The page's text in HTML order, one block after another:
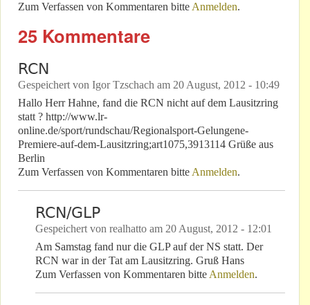
Zum Verfassen von Kommentaren bitte Anmelden.
25 Kommentare
RCN
Gespeichert von Igor Tzschach am 20 August, 2012 - 10:49
Hallo Herr Hahne, fand die RCN nicht auf dem Lausitzring
statt ? http://www.lr-
online.de/sport/rundschau/Regionalsport-Gelungene-
Premiere-auf-dem-Lausitzring;art1075,3913114 Grüße aus
Berlin
Zum Verfassen von Kommentaren bitte Anmelden.
RCN/GLP
Gespeichert von realhatto am 20 August, 2012 - 12:01
Am Samstag fand nur die GLP auf der NS statt. Der
RCN war in der Tat am Lausitzring. Gruß Hans
Zum Verfassen von Kommentaren bitte Anmelden.